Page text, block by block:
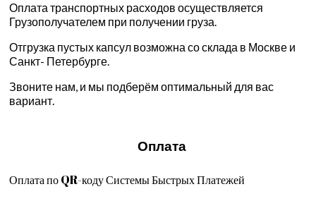
Оплата транспортных расходов осуществляется
Грузополучателем при получении груза.
Отгрузка пустых капсул возможна со склада в Москве и
Санкт- Петербурге.
Звоните нам, и мы подберём оптимальный для вас
вариант.
Оплата
Оплата по QR-коду Системы Быстрых Платежей